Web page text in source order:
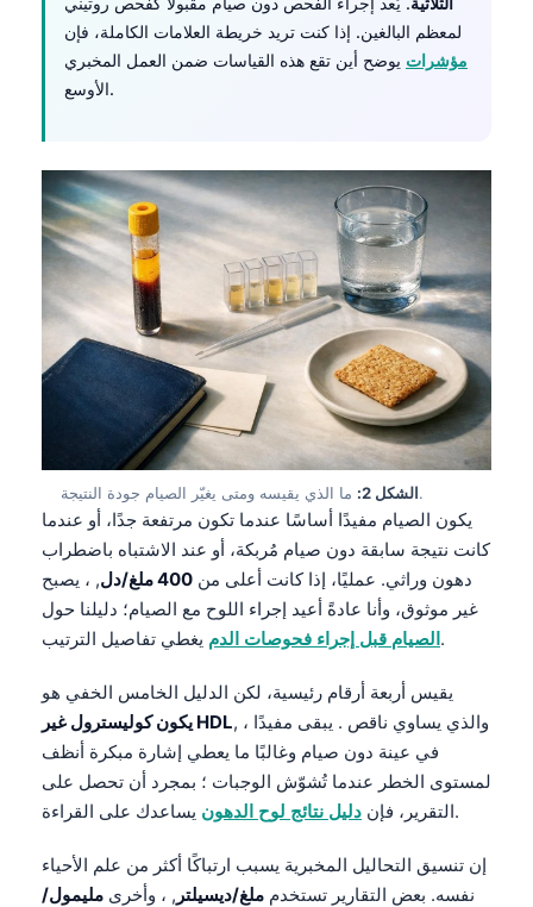
لمعظم البالغين. إذا كنت تريد خريطة العلامات الكاملة، فإن
مؤشرات يوضح أين تقع هذه القياسات ضمن العمل المخبري
الأوسع.
الشكل 2:ما الذي يقيسه ومتى يغيّر الصيام جودة النتيجة.
يكون الصيام مفيدًا أساسًا عندما تكون مرتفعة جدًا، أو عندما
كانت نتيجة سابقة دون صيام مُربكة، أو عند الاشتباه باضطراب
دهون وراثي. عمليًا، إذا كانت أعلى من 400 ملغ/دل
, ، يصبح
غير موثوق، وأنا عادةً أعيد إجراء اللوح مع الصيام؛ دليلنا حول
الصيام قبل إجراء فحوصات الدميغطي تفاصيل الترتيب.
يقيس أربعة أرقام رئيسية، لكن الدليل الخامس الخفي هو
يكون كوليسترول غير HDL, ، والذي يساوي ناقص . يبقى مفيدًا
في عينة دون صيام وغالبًا ما يعطي إشارة مبكرة أنظف
لمستوى الخطر عندما تُشوّش الوجبات ؛ بمجرد أن تحصل على
التقرير، فإن دليل نتائج لوح الدهون يساعدك على القراءة.
إن تنسيق التحاليل المخبرية يسبب ارتباكًا أكثر من علم الأحياء
نفسه. بعض التقارير تستخدم ملغ/ديسيلتر , ، وأخرى مليمول/